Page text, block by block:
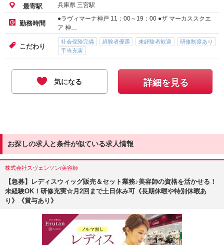
最寄駅 兵庫県 三宮駅
勤務時間
●ラヴィマーナ神戸 11：00～19：00 ●ザ マーカススクエ
ア 神…
こだわり
社会保険完備 経験者優遇 未経験者歓迎
研修制度あり
手当充実
気になる 詳細を見る
お探しの求人と条件が似ている求人情報
株式会社スヴェンソン/美容師
【急募】レディスウィッグ販売＆セット業務♪美容師の資格を活かせる！
未経験OK！研修充実☆月2回まで土日休み可《長期休暇や特別休暇あ
り》《賞与あり》